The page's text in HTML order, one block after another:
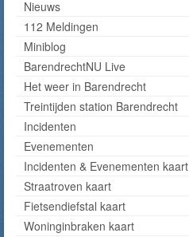
Nieuws
112 Meldingen
Miniblog
BarendrechtNU Live
Het weer in Barendrecht
Treintijden station Barendrecht
Incidenten
Evenementen
Incidenten & Evenementen kaart
Straatroven kaart
Fietsendiefstal kaart
Woninginbraken kaart